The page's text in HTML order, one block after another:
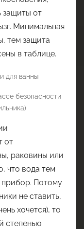
защиты от
Минимальная
тем защита
в таблице.
безопасности
от
раковины или
что вода тем
Потому
не ставить,
хочется), то
степенью